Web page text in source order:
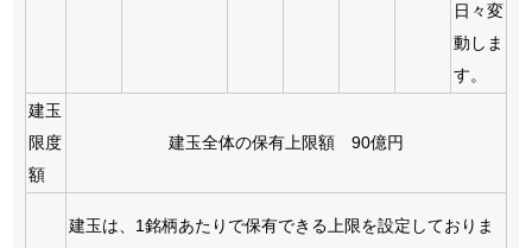
日々変
動しま
す。
建玉
限度
額
建玉全体の保有上限額 90億円
建玉は、1銘柄あたりで保有できる上限を設定しておりま